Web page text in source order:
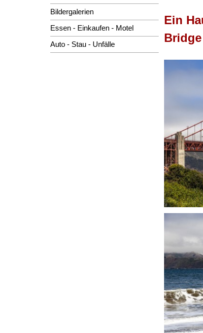
Bildergalerien
Essen - Einkaufen - Motel
Auto - Stau - Unfälle
Ein
Bridge